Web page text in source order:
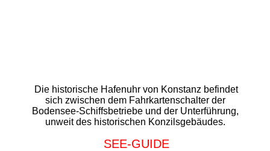
Die historische Hafenuhr von Konstanz befindet
sich zwischen dem Fahrkartenschalter der
Bodensee-Schiffsbetriebe und der Unterführung,
unweit des historischen Konzilsgebäudes.
SEE-GUIDE